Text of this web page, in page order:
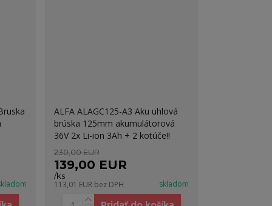
ALFA ALAGC125-A3 Aku uhlová
brúska 125mm akumulátorová
36V 2x Li-ion 3Ah + 2 kotúče!!
230,00 EUR
139,00 EUR
/ks
113,01 EUR bez DPH skladom